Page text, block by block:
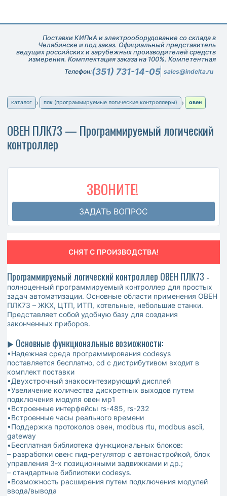
Поставки КИПиА и электрооборудование со склада в
Челябинске и под заказ. Официальный представитель
ведущих российских и зарубежных производителей средств
измерения. Комплектация заказа на 100%. Компетентная
техническая поддержка при подборе оборудования.
Телефон:(351) 731-14-05 sales@indelta.ru
каталог плк (программируемые логические контроллеры) овен
ОВЕН ПЛК73 — Программируемый логический
контроллер
ЗВОНИТЕ!
ЗАДАТЬ ВОПРОС
СНЯТ С ПРОИЗВОДСТВА!
Программируемый логический контроллер ОВЕН ПЛК73 -
полноценный программируемый контроллер для простых
задач автоматизации. Основные области применения ОВЕН
ПЛК73 – ЖКХ, ЦТП, ИТП, котельные, небольшие станки.
Представляет собой удобную базу для создания
законченных приборов.
► Основные функциональные возможности:
•Надежная среда программирования codesys
поставляется бесплатно, cd с дистрибутивом входит в
комплект поставки
•Двухстрочный знакосинтезирующий дисплей
•Увеличение количества дискретных выходов путем
подключения модуля овен мр1
•Встроенные интерфейсы rs-485, rs-232
•Встроенные часы реального времени
•Поддержка протоколов овен, modbus rtu, modbus ascii,
gateway
•Бесплатная библиотека функциональных блоков:
– разработки овен: пид-регулятор с автонастройкой, блок
управления 3-х позиционными задвижками и др.;
– стандартные библиотеки codesys.
•Возможность расширения путем подключения модулей
ввода/вывода